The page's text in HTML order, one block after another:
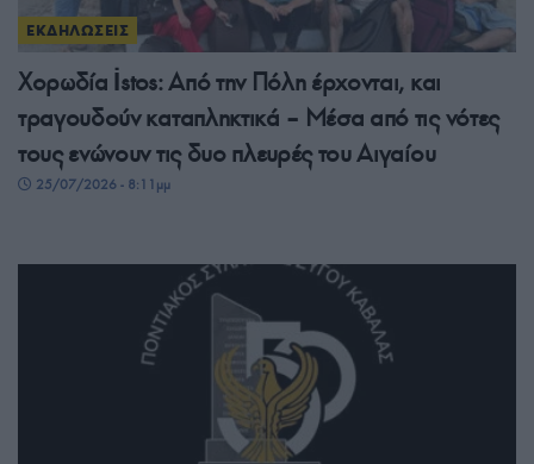
ΕΚΔΗΛΩΣΕΙΣ
Χορωδία İstos: Από την Πόλη έρχονται, και
τραγουδούν καταπληκτικά – Μέσα από τις νότες
τους ενώνουν τις δυο πλευρές του Αιγαίου
25/07/2026 - 8:11μμ